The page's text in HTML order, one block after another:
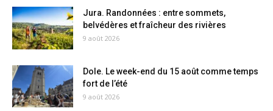
Jura. Randonnées : entre sommets,
belvédères et fraîcheur des rivières
9 août 2026
Dole. Le week-end du 15 août comme temps
fort de l’été
9 août 2026